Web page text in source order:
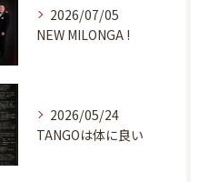
2026/07/05
NEW MILONGA !
2026/05/24
TANGOは体に良い